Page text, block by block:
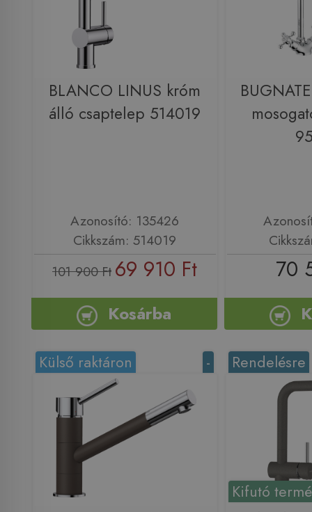
BLANCO LINUS króm
álló csaptelep 514019
Azonosító: 135426
Cikkszám: 514019
101 900 Ft 69 910 Ft
Kosárba
70
-
Külső raktáron
Kifutó
Rendelésre